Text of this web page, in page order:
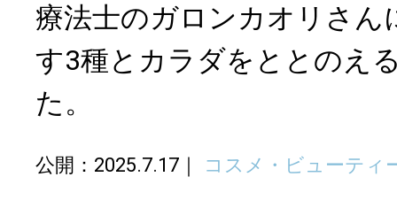
療法士のガロンカオリさん
す3種とカラダをととのえ
た。
公開：2025.7.17 コスメ・ビューティ